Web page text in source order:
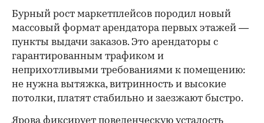
Бурный рост маркетплейсов породил новый
массовый формат арендатора первых этажей —
пункты выдачи заказов. Это арендаторы с
гарантированным трафиком и
неприхотливыми требованиями к помещению:
не нужна вытяжка, витринность и высокие
потолки, платят стабильно и заезжают быстро.
Ярова фиксирует поведенческую усталость